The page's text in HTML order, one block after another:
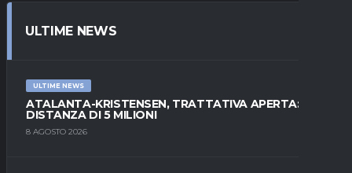
ULTIME NEWS
ULTIME NEWS
ATALANTA-KRISTENSEN, TRATTATIVA APERTA:
DISTANZA DI 5 MILIONI
8 AGOSTO 2026